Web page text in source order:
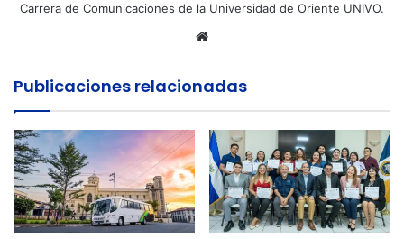
Carrera de Comunicaciones de la Universidad de Oriente UNIVO.
Sitio
Publicaciones relacionadas